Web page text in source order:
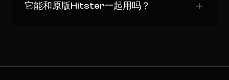
它能和原版Hitster一起用吗？